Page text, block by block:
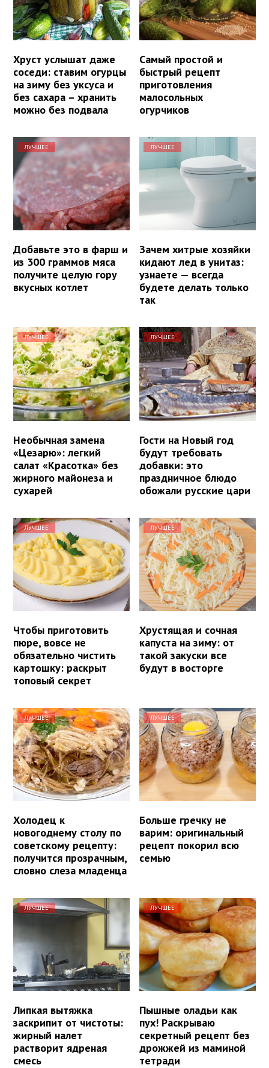
Хруст услышат даже
соседи: ставим огурцы
на зиму без уксуса и
без сахара – хранить
можно без подвала
Самый простой и
быстрый рецепт
приготовления
малосольных
огурчиков
ЛУЧШЕЕ
Добавьте это в фарш и
из 300 граммов мяса
получите целую гору
вкусных котлет
ЛУЧШЕЕ
Зачем хитрые хозяйки
кидают лед в унитаз:
узнаете — всегда
будете делать только
так
ЛУЧШЕЕ
Необычная замена
«Цезарю»: легкий
салат «Красотка» без
жирного майонеза и
сухарей
ЛУЧШЕЕ
Гости на Новый год
будут требовать
добавки: это
праздничное блюдо
обожали русские цари
ЛУЧШЕЕ
Чтобы приготовить
пюре, вовсе не
обязательно чистить
картошку: раскрыт
топовый секрет
ЛУЧШЕЕ
Хрустящая и сочная
капуста на зиму: от
такой закуски все
будут в восторге
ЛУЧШЕЕ
Холодец к
новогоднему столу по
советскому рецепту:
получится прозрачным,
словно слеза младенца
ЛУЧШЕЕ
Больше гречку не
варим: оригинальный
рецепт покорил всю
семью
ЛУЧШЕЕ
Липкая вытяжка
заскрипит от чистоты:
жирный налет
растворит ядреная
смесь
ЛУЧШЕЕ
Пышные оладьи как
пух! Раскрываю
секретный рецепт без
дрожжей из маминой
тетради